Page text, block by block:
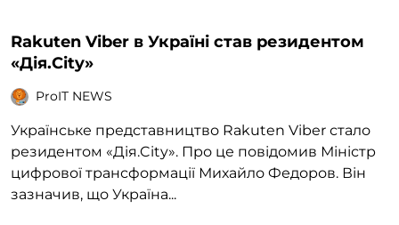
Rakuten Viber в Україні став резидентом
«Дія.City»
ProIT NEWS
Українське представництво Rakuten Viber стало
резидентом «Дія.City». Про це повідомив Міністр
цифрової трансформації Михайло Федоров. Він
зазначив, що Україна...